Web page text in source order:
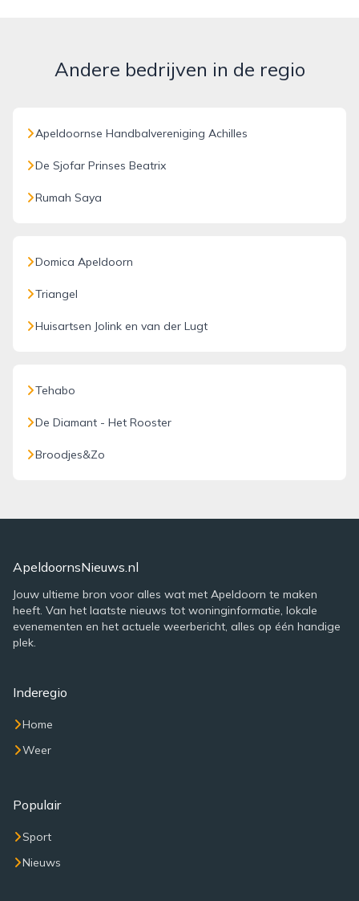
Andere bedrijven in de regio
Apeldoornse Handbalvereniging Achilles
De Sjofar Prinses Beatrix
Rumah Saya
Domica Apeldoorn
Triangel
Huisartsen Jolink en van der Lugt
Tehabo
De Diamant - Het Rooster
Broodjes&Zo
ApeldoornsNieuws.nl
Jouw ultieme bron voor alles wat met Apeldoorn te maken
heeft. Van het laatste nieuws tot woninginformatie, lokale
evenementen en het actuele weerbericht, alles op één handige
plek.
Inderegio
Home
Weer
Populair
Sport
Nieuws